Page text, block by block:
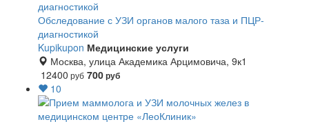
Обследование с УЗИ органов малого таза и ПЦР-
диагностикой
Kupikupon Медицинские услуги
Москва, улица Академика Арцимовича, 9к1
12400 руб 700руб
10